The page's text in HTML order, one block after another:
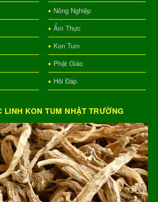
Nông Nghiệp
Ẩm Thực
Kon Tum
Phật Giáo
Hỏi Đáp
LINH KON TUM NHẬT TRƯỜNG